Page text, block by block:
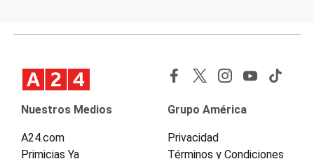
Nuestros Medios
A24.com
Primicias Ya
Grupo América
Privacidad
Términos y Condiciones